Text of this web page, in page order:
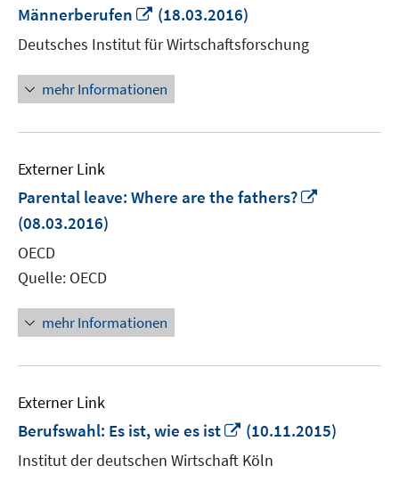
Männerberufen
In
neuem
Fenster
öffnen
(18.03.2016)
Deutsches Institut für Wirtschaftsforschung
mehr Informationen
Externer Link
Parental leave: Where are the fathers?
(08.03.2016)
OECD
Quelle: OECD
mehr Informationen
Externer Link
Berufswahl: Es ist, wie es ist
In
neuem
Fenster
(10.11.2015)
Institut der deutschen Wirtschaft Köln